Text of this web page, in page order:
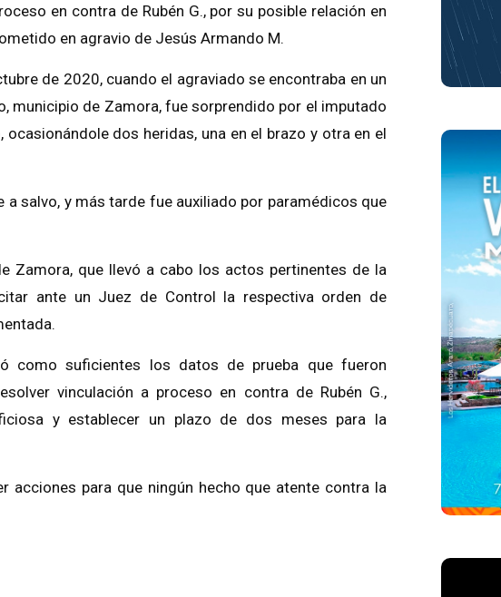
en contra de Rubén G., por su posible relación en
en agravio de Jesús Armando M.
de 2020, cuando el agraviado se encontraba en un
municipio de Zamora, fue sorprendido por el imputado
dos heridas, una en el brazo y otra en el
salvo, y más tarde fue auxiliado por paramédicos que
Zamora, que llevó a cabo los actos pertinentes de la
ante un Juez de Control la respectiva orden de
como suficientes los datos de prueba que fueron
vinculación a proceso en contra de Rubén G.,
y establecer un plazo de dos meses para la
acciones para que ningún hecho que atente contra la